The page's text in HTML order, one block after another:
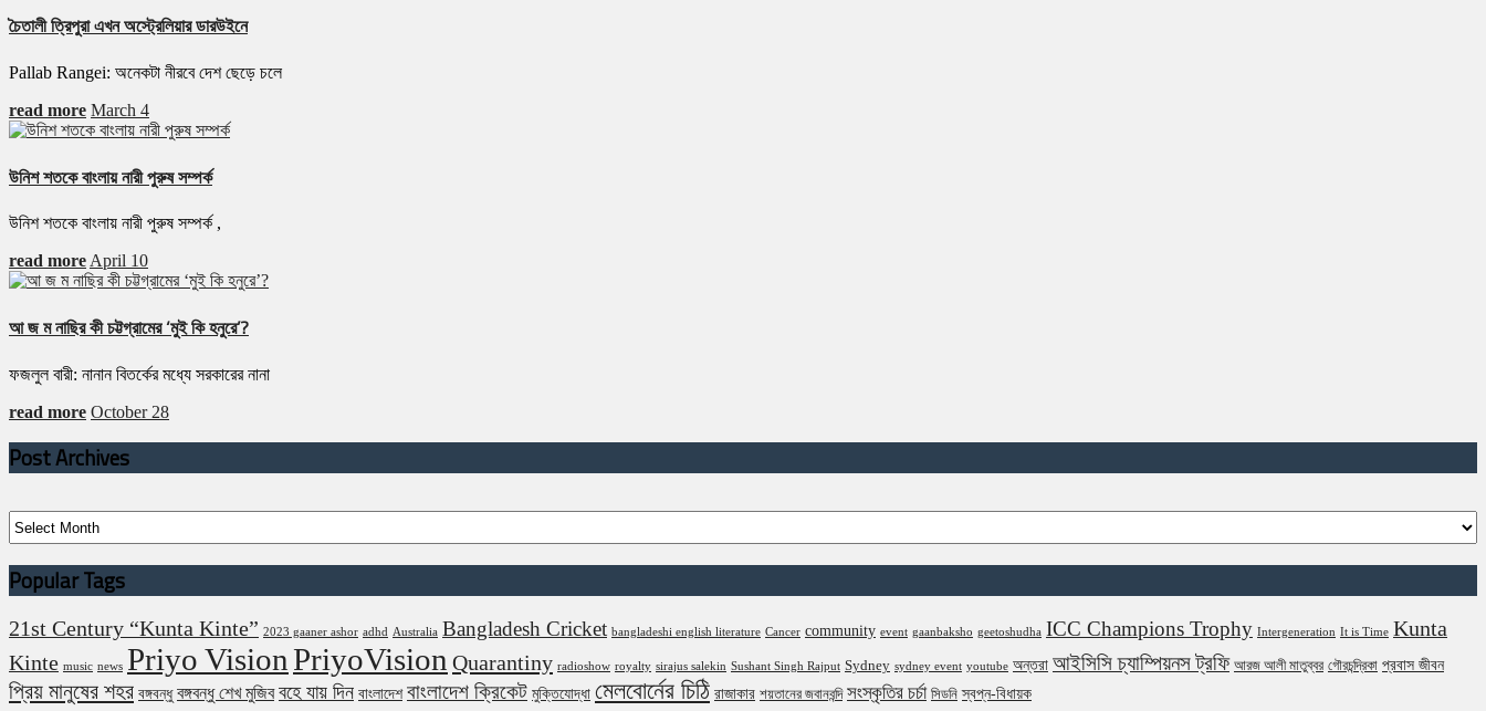
চৈতালী ত্রিপুরা এখন অস্ট্রেলিয়ার ডারউইনে
Pallab Rangei: অনেকটা নীরবে দেশ ছেড়ে চলে
read more March 4
উনিশ শতকে বাংলায় নারী পুরুষ সম্পর্ক
উনিশ শতকে বাংলায় নারী পুরুষ সম্পর্ক ,
read more April 10
আ জ ম নাছির কী চট্টগ্রামের ‘মুই কি হনুরে’?
ফজলুল বারী: নানান বিতর্কের মধ্যে সরকারের নানা
read more October 28
Post Archives
Archives
Popular Tags
21st Century “Kunta Kinte” 2023 gaaner ashor adhd Australia Bangladesh Cricket bangladeshi english literature Cancer community event gaanbaksho geetoshudha ICC Champions Trophy Intergeneration It is Time Kunta
Kinte music news Priyo VisionPriyoVision Quarantiny radioshow royalty sirajus salekin Sushant Singh Rajput Sydney sydney event youtube অন্তরা আইসিসি চ্যাম্পিয়নস ট্রফি আরজ আলী মাতুব্বর গৌরচন্দ্রিকা প্রবাস জীবন
প্রিয় মানুষের শহর বঙ্গবন্ধু বঙ্গবন্ধু শেখ মুজিব বহে যায় দিন বাংলাদেশ বাংলাদেশ ক্রিকেট মুক্তিযোদ্ধা মেলবোর্নের চিঠি রাজাকার শয়তানের জবানবন্দি সংস্কৃতির চর্চা সিডনি স্বপ্ন-বিধায়ক